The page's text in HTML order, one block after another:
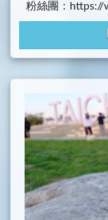
粉絲團：
Youtube：